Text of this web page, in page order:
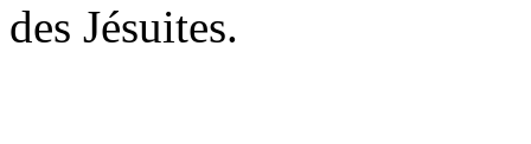
des Jésuites.